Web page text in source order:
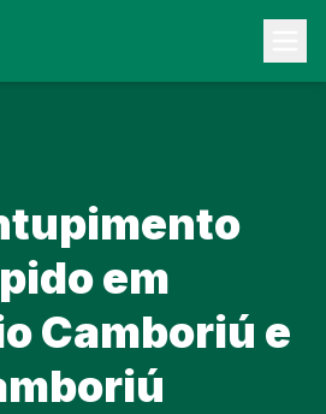
no WhatsApp
em
Camboriú e